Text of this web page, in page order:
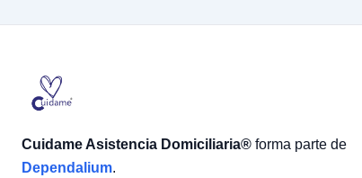
Cuidame Asistencia Domiciliaria® forma parte de
Dependalium.